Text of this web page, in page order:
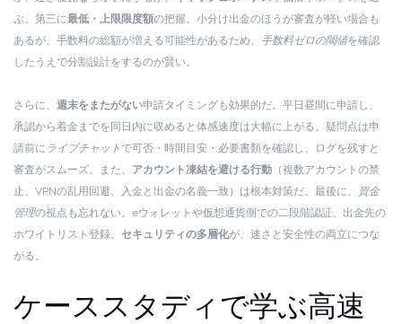
ぶ。第三に最低・上限限度額の把握。小分け出金のほうが審査が軽い場合も
あるが、手数料の総額が増える可能性があるため、 手数料ゼロの閾値を確認
したうえで分割設計をするのが賢い。
さらに、 週末をまたがない申請タイミングも効果的だ。平日昼間に申請し、
承認から着金までを同日内に収めると体感速度は大幅に上がる。疑問点は申
請前に ライブチャット で可否・時間目安・必要書類を確認し、ログを残すと
審査がスムーズ。また、 アカウント凍結を避ける行動 （複数アカウントの禁
止、VPNの乱用回避、入金と出金の名義一致）は根本対策だ。最後に、
資金
管理の視点も忘れない。eウォレットや仮想通貨側での二段階認証、出金先の
ホワイトリスト登録、 セキュリティの多層化が、速さと安全性の両立につな
がる。
ケーススタディで学ぶ高速